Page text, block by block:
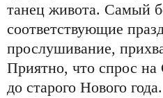
танец живота. Самый
соответствующие
прослушивание,
Приятно, что спрос на
до старого Нового